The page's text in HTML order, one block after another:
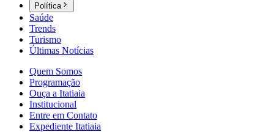
Política
Saúde
Trends
Turismo
Últimas Notícias
Quem Somos
Programação
Ouça a Itatiaia
Institucional
Entre em Contato
Expediente Itatiaia